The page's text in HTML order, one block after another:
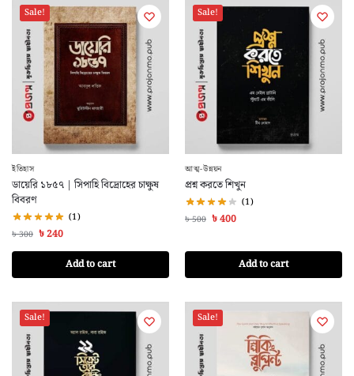
Sale!
ইতিহাস
ডায়েরি ১৮৫৭ | সিপাহি বিদ্রোহের চাক্ষুষ
বিবরণ
(1)
৳300 ৳240
Add to cart
Sale!
আত্ম-উন্নয়ন
প্রশ্ন করতে শিখুন
(1)
৳500 ৳400
Add to cart
Sale! Sale!